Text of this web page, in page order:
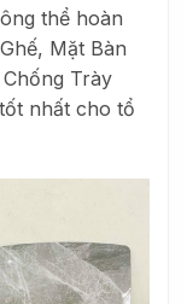
thể hoàn
Mặt Bàn
Trày
nhất cho tổ